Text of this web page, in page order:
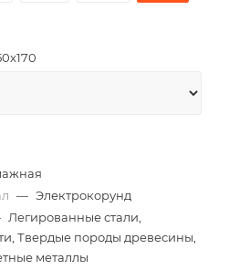
— Электрокорунд
Легированные стали,
Твердые породы древесины,
металлы